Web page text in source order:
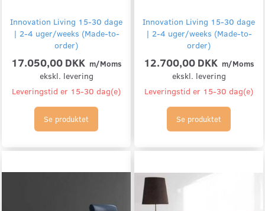
Innovation Living 15-30 dage
| 2-4 uger/weeks (Made-to-
order)
17.050,00 DKK m/Moms
ekskl. levering
Leveringstid er 15-30 dag(e)
Se produktet
Innovation Living 15-30 dage
| 2-4 uger/weeks (Made-to-
order)
12.700,00 DKK m/Moms
ekskl. levering
Leveringstid er 15-30 dag(e)
Se produktet